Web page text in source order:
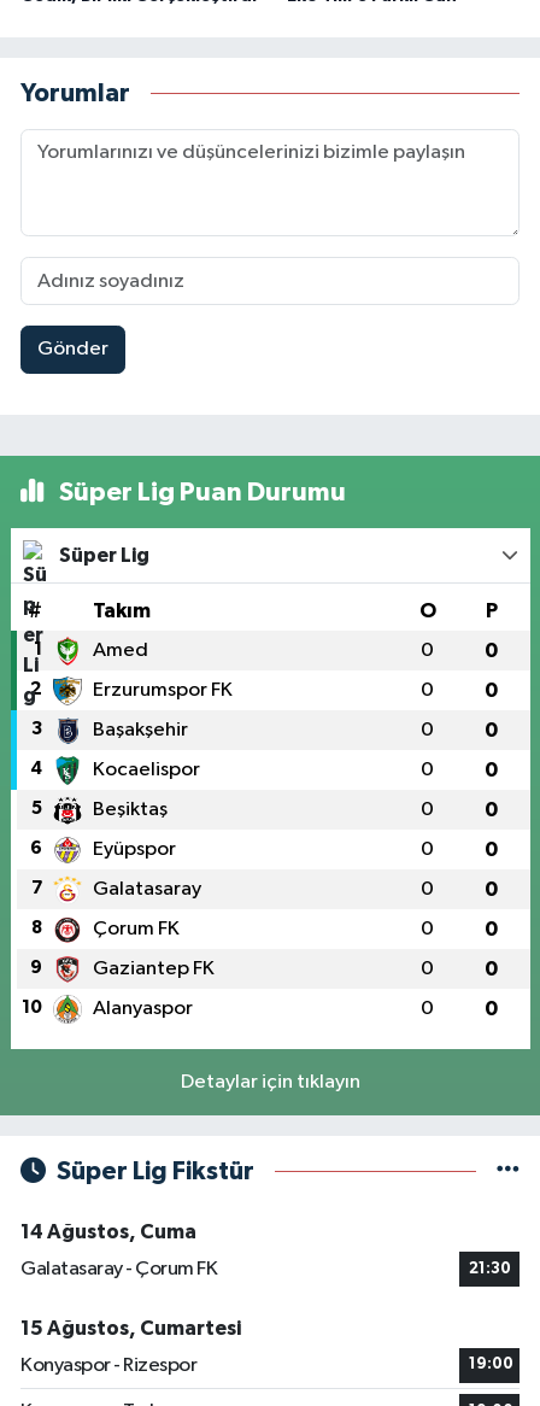
Yorumlar
Gönder
Süper Lig Puan Durumu
Süper Lig
# Takım O P
1 Amed 0 0
2 Erzurumspor FK 0 0
3 Başakşehir 0 0
4 Kocaelispor 0 0
5 Beşiktaş 0 0
6 Eyüpspor 0 0
7 Galatasaray 0 0
8 Çorum FK 0 0
9 Gaziantep FK 0 0
10 Alanyaspor 0 0
Detaylar için tıklayın
Süper Lig Fikstür
14 Ağustos, Cuma
Galatasaray - Çorum FK
21:30
15 Ağustos, Cumartesi
Konyaspor - Rizespor
19:00